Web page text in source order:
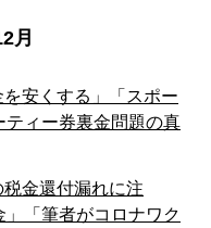
月
を安くする」「スポー
ティー券裏金問題の真
税金還付漏れに注
「筆者がコロナワク